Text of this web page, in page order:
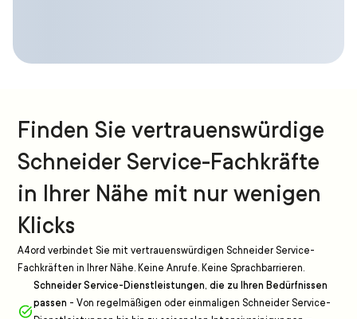
Finden Sie vertrauenswürdige
Schneider Service-Fachkräfte
in Ihrer Nähe mit nur wenigen
Klicks
A4ord verbindet Sie mit vertrauenswürdigen Schneider Service-
Fachkräften in Ihrer Nähe. Keine Anrufe. Keine Sprachbarrieren.
Schneider Service-Dienstleistungen, die zu Ihren Bedürfnissen
passen - Von regelmäßigen oder einmaligen Schneider Service-